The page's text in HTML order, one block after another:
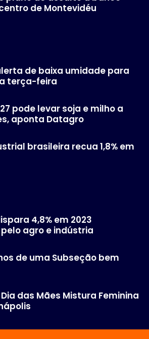
de Montevidéu
de baixa umidade para
terça-feira
pode levar soja e milho a
aponta Datagro
brasileira recua 1,8% em
4,8% em 2023
agro e indústria
de uma Subseção bem
das Mães Mistura Feminina